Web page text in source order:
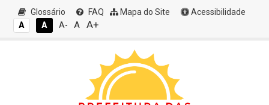
Glossário FAQ Mapa do Site
Acessibilidade
A
A A- A A+